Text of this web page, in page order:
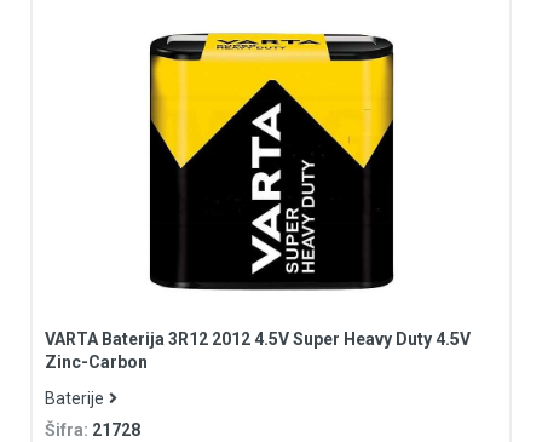
VARTA Baterija 3R12 2012 4.5V Super Heavy Duty 4.5V
Zinc-Carbon
Baterije
Šifra: 21728